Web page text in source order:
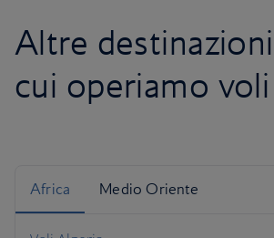
Altre
cui operiamo voli
Africa Medio Oriente